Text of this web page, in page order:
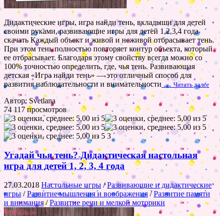
Дидактические игры, игра найди тень, вкладыши для детей
своими руками, развивающие игры для детей 1,2,3,4 года
скачать Каждый объект и живой и неживой отбрасывает тень.
При этом тень полностью повторяет контур объекта, который
ее отбрасывает. Благодаря этому свойству всегда можно со
100% точностью определить, где, чья тень. Развивающая
детская «Игра найди тень» — это отличный способ для
развития наблюдательности и внимательности … Читать далее
Автор: Svetlana
74 117 просмотров
3
Угадай чья тень? Дидактическая настольная
игра для детей 1, 2, 3, 4 года
27.03.2018Настольные игры /Развивающие и дидактические
игры/Развитие мышления и воображения /Развитие памяти
и внимания/Развитие речи и мелкой моторики